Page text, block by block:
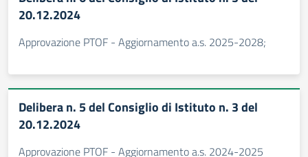
20.12.2024
Approvazione PTOF - Aggiornamento a.s. 2025-2028;
Delibera n. 5 del Consiglio di Istituto n. 3 del
20.12.2024
Approvazione PTOF - Aggiornamento a.s. 2024-2025